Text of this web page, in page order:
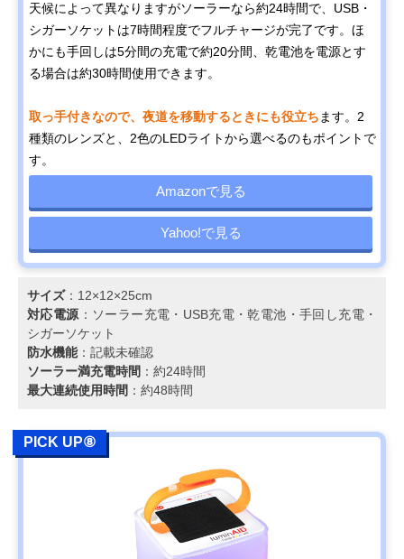
天候によって異なりますがソーラーなら約24時間で、USB・
シガーソケットは7時間程度でフルチャージが完了です。ほ
かにも手回しは5分間の充電で約20分間、乾電池を電源とす
る場合は約30時間使用できます。
取っ手付きなので、夜道を移動するときにも役立ちます。2
種類のレンズと、2色のLEDライトから選べるのもポイントで
す。
Amazonで見る
Yahoo!で見る
サイズ：12×12×25cm
対応電源：ソーラー充電・USB充電・乾電池・手回し充電・
シガーソケット
防水機能：記載未確認
ソーラー満充電時間 ：約24時間
最大連続使用時間 ：約48時間
PICK UP⑧